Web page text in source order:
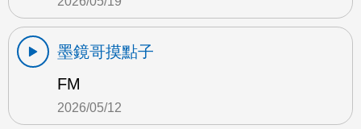
墨鏡哥摸點子
FM
2026/05/12